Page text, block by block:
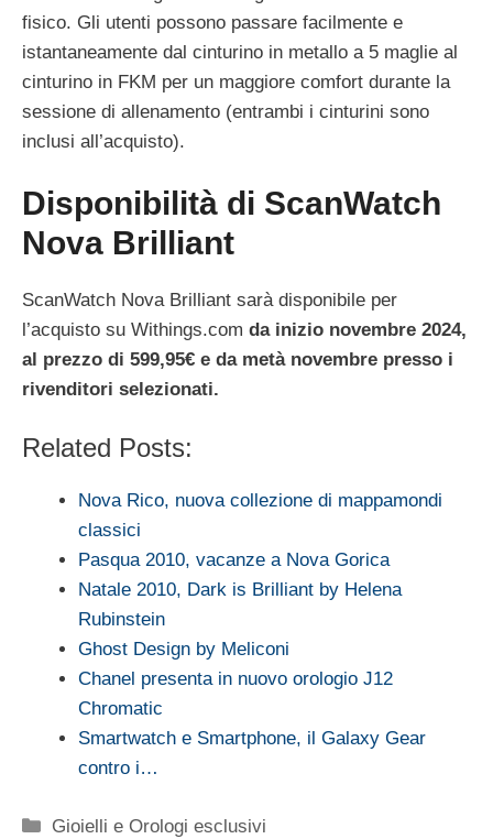
fisico. Gli utenti possono passare facilmente e
istantaneamente dal cinturino in metallo a 5 maglie al
cinturino in FKM per un maggiore comfort durante la
sessione di allenamento (entrambi i cinturini sono
inclusi all’acquisto).
Disponibilità di ScanWatch
Nova Brilliant
ScanWatch Nova Brilliant sarà disponibile per
l’acquisto su Withings.com da inizio novembre 2024,
al prezzo di 599,95€ e da metà novembre presso i
rivenditori selezionati.
Related Posts:
Nova Rico, nuova collezione di mappamondi
classici
Pasqua 2010, vacanze a Nova Gorica
Natale 2010, Dark is Brilliant by Helena
Rubinstein
Ghost Design by Meliconi
Chanel presenta in nuovo orologio J12
Chromatic
Smartwatch e Smartphone, il Galaxy Gear
contro i…
Categorie
Gioielli e Orologi esclusivi